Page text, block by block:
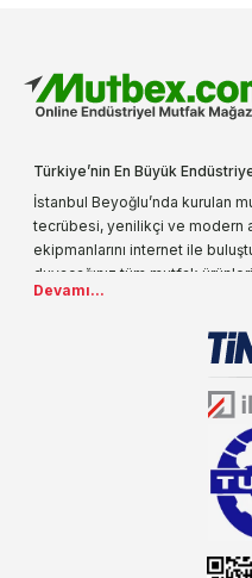
Türkiye’nin En Büyük
İstanbul Beyoğlu’nda kurulan
tecrübesi, yenilikçi ve modern
ekipmanlarını internet ile
duyacağınız tüm mutfak
Endüstriyel mutfak malzemesi
sektörün farklı alanlarında da
Öztiryakiler resmi bayisidir.
donanıma sahip ekibi ile
mutbex.com ile endüstriyel
alacağınız hizmet
Devamı...